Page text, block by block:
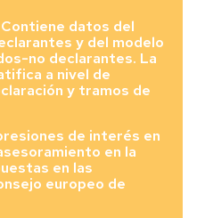
datos del
y del modelo
no declarantes. La
a nivel de
y tramos de
de interés en
en la
en las
europeo de